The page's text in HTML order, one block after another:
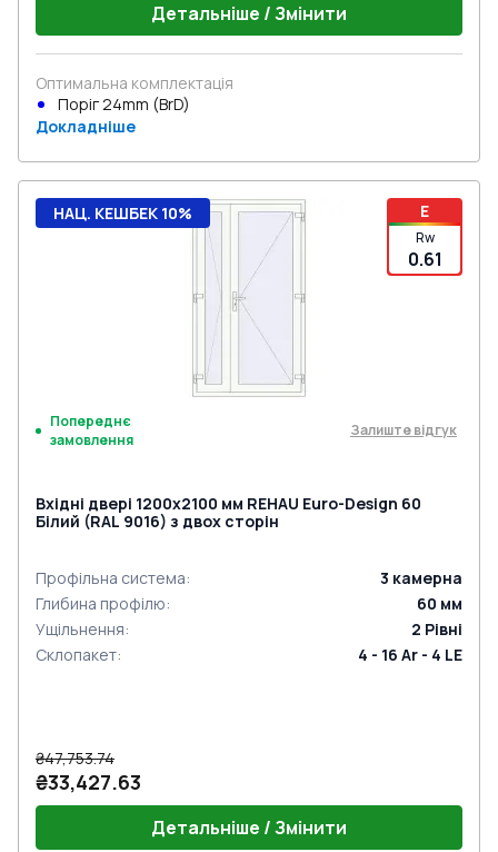
Детальніше / Змінити
Оптимальна комплектація
Поріг 24mm (BrD)
Докладніше
E
Rw
0.61
НАЦ. КЕШБЕК 10%
Попереднє
замовлення
Залиште відгук
Вхідні двері 1200x2100 мм REHAU Euro-Design 60
Білий (RAL 9016) з двох сторін
Профільна система: 3 камерна
Глибина профілю: 60 мм
Ущільнення: 2 Рівні
Склопакет: 4 - 16 Ar - 4 LE
₴47,753.74
₴33,427.63
Детальніше / Змінити